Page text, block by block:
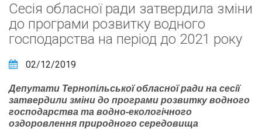
Сесія обласної ради затвердила зміни
до програми розвитку водного
господарства на період до 2021 року
02/12/2019
Депутати Тернопільської обласної ради на сесії
затвердили зміни до програми розвитку водного
господарства та водно-екологічного
оздоровлення природного середовища